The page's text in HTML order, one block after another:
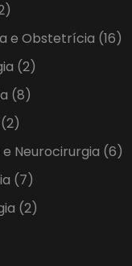
e Obstetrícia (16)
(2)
(8)
(2)
Neurocirurgia (6)
(7)
(2)